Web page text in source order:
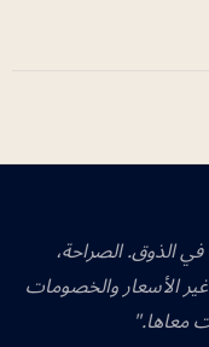
الذوق. الصراحة،
الأسعار والخصومات
معاها."